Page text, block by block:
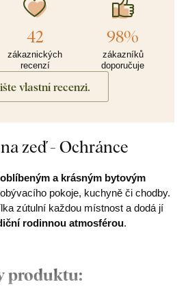
42
zákaznických
recenzí
98%
zákazníků
doporučuje
vlastní recenzi.
zeď - Ochránce
oblíbeným a krásným bytovým
pokoje, kuchyně či chodby.
zútulní každou místnost a dodá jí
rodinnou atmosférou.
produktu: